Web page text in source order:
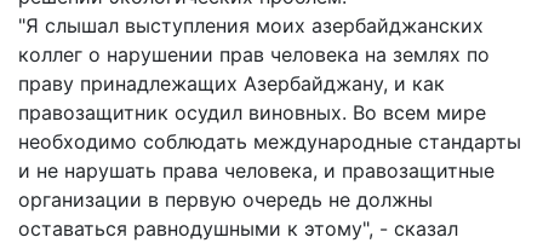
"Я слышал выступления моих азербайджанских
коллег о нарушении прав человека на землях по
праву принадлежащих Азербайджану, и как
правозащитник осудил виновных. Во всем мире
необходимо соблюдать международные стандарты
и не нарушать права человека, и правозащитные
организации в первую очередь не должны
оставаться равнодушными к этому", - сказал